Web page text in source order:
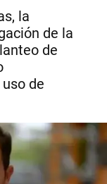
la
de la
de
de